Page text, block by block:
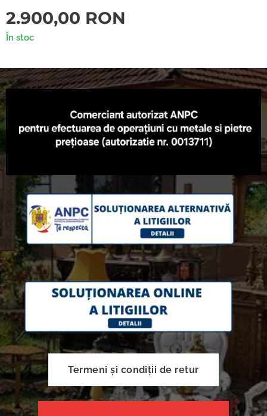
2.900,00 RON
În stoc
Termeni și condiții de retur